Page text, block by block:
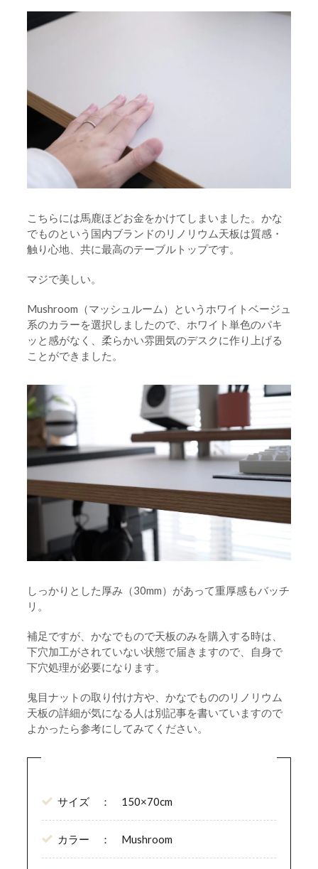
こちらには馬鹿ほどお金をかけてしまいました。かな
でものという国内ブランドのリノリウム天板は質感・
触り心地、共に最高のテーブルトップです。
マジで美しい。
Mushroom（マッシュルーム）というホワイトベージュ
系のカラーを選択しましたので、ホワイト単色のパキ
ッと感がなく、柔らかい雰囲気のデスクに作り上げる
ことができました。
しっかりとした厚み（30mm）があって重厚感もバッチ
リ。
補足ですが、かなでもので天板のみを購入する時は、
下穴加工がされていない状態で届きますので、自身で
下穴処理が必要になります。
鬼目ナットの取り付け方や、かなでもののリノリウム
天板の詳細が気になる人は別記事を書いていますので
よかったら参考にしてみてください。
サイズ ： 150×70cm
カラー ： Mushroom